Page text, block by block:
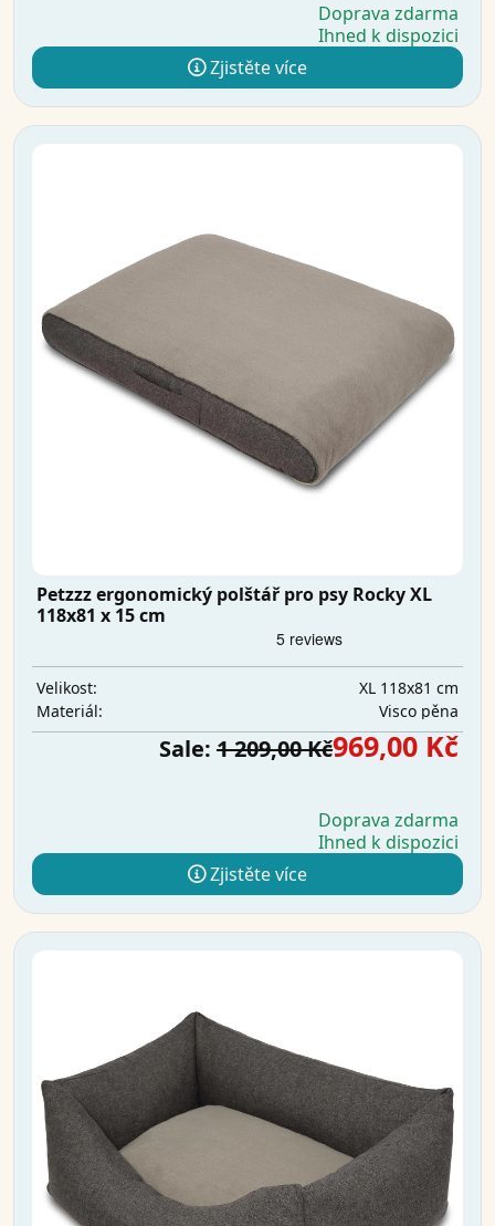
Doprava zdarma
Ihned k dispozici
Zjistěte více
Petzzz ergonomický polštář pro psy Rocky XL
118x81 x 15 cm
Velikost:
XL 118x81 cm
Materiál:
Visco pěna
Sale: 1 209,00 Kč969,00 Kč
Doprava zdarma
Ihned k dispozici
Zjistěte více